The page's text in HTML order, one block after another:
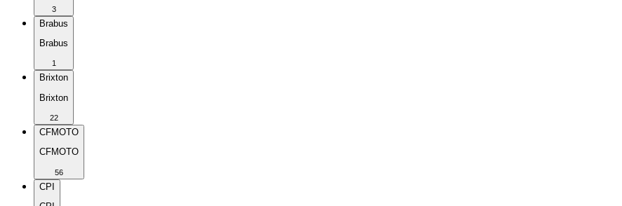
3
Brabus
Brabus
1
Brixton
Brixton
22
CFMOTO
CFMOTO
56
CPI